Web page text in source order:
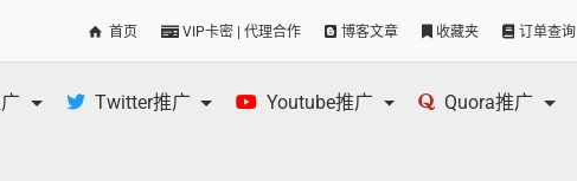
首页 VIP卡密 | 代理合作 博客文章 收藏夹 订单查询
Twitter推广 Youtube推广 Quora推广